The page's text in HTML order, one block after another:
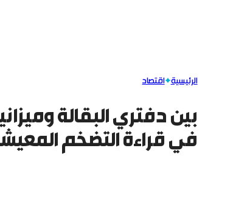
الرئيسية اقتصاد
بين دفتري البقالة
في قراءة التضخم